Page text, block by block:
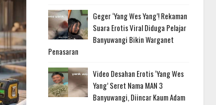
Geger ‘Yang Wes Yang’! Rekaman
Suara Erotis Viral Diduga Pelajar
Banyuwangi Bikin Warganet
Penasaran
Video Desahan Erotis ‘Yang Wes
Yang’ Seret Nama MAN 3
Banyuwangi, Diincar Kaum Adam